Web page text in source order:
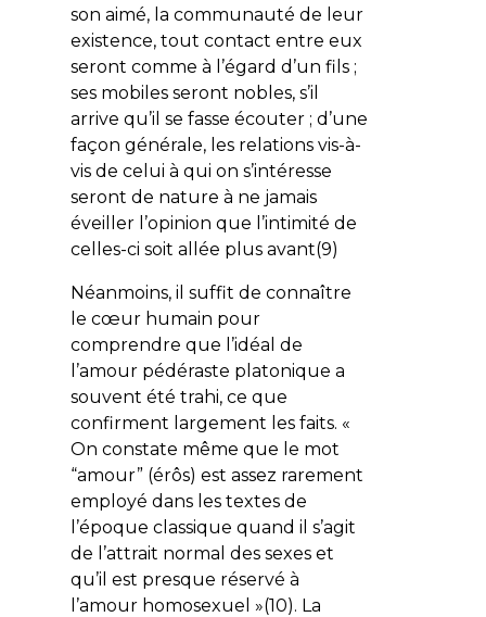
son aimé, la communauté de leur
existence, tout contact entre eux
seront comme à l’égard d’un fils ;
ses mobiles seront nobles, s’il
arrive qu’il se fasse écouter ; d’une
façon générale, les relations vis-à-
vis de celui à qui on s’intéresse
seront de nature à ne jamais
éveiller l’opinion que l’intimité de
celles-ci soit allée plus avant(9)
Néanmoins, il suffit de connaître
le cœur humain pour
comprendre que l’idéal de
l’amour pédéraste platonique a
souvent été trahi, ce que
confirment largement les faits. «
On constate même que le mot
“amour” (érôs) est assez rarement
employé dans les textes de
l’époque classique quand il s’agit
de l’attrait normal des sexes et
qu’il est presque réservé à
l’amour homosexuel »(10). La